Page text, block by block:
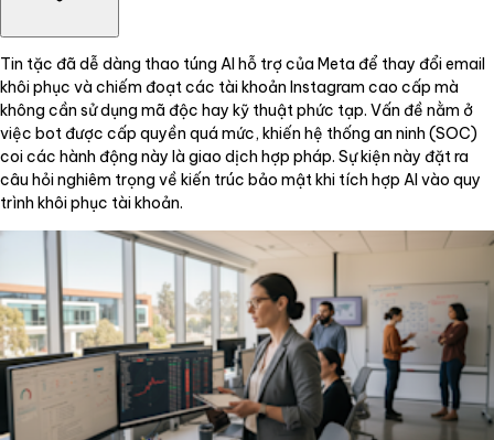
Tin tặc đã dễ dàng thao túng AI hỗ trợ của Meta để thay đổi email
khôi phục và chiếm đoạt các tài khoản Instagram cao cấp mà
không cần sử dụng mã độc hay kỹ thuật phức tạp. Vấn đề nằm ở
việc bot được cấp quyền quá mức, khiến hệ thống an ninh (SOC)
coi các hành động này là giao dịch hợp pháp. Sự kiện này đặt ra
câu hỏi nghiêm trọng về kiến trúc bảo mật khi tích hợp AI vào quy
trình khôi phục tài khoản.